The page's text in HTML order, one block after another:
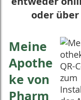
oder
Meine
Apothe
ke von
Pharm